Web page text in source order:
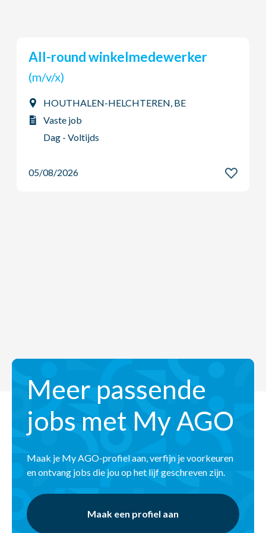
Outbound Logistics Assistant
(Tijdelijke...
Heverlee, BE
Interim job
Meer passende
jobs met My AGO
Maak je My AGO-profiel aan, verfijn je voorkeuren
en ontvang jobs die jou op het lijf geschreven zijn.
Maak een profiel aan